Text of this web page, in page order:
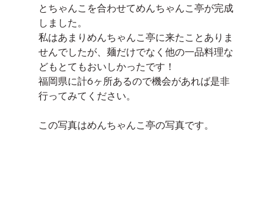
とちゃんこを合わせてめんちゃんこ亭が完成
しました。
私はあまりめんちゃんこ亭に来たことありま
せんでしたが、麺だけでなく他の一品料理な
どもとてもおいしかったです！
福岡県に計6ヶ所あるので機会があれば是非
行ってみてください。
この写真はめんちゃんこ亭の写真です。